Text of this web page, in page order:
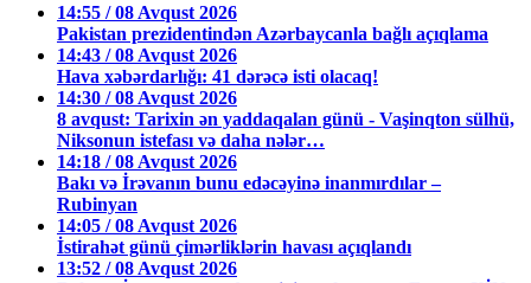
14:55 / 08 Avqust 2026
Pakistan prezidentindən Azərbaycanla bağlı açıqlama
14:43 / 08 Avqust 2026
Hava xəbərdarlığı: 41 dərəcə isti olacaq!
14:30 / 08 Avqust 2026
8 avqust: Tarixin ən yaddaqalan günü - Vaşinqton sülhü,
Niksonun istefası və daha nələr…
14:18 / 08 Avqust 2026
Bakı və İrəvanın bunu edəcəyinə inanmırdılar –
Rubinyan
14:05 / 08 Avqust 2026
İstirahət günü çimərliklərin havası açıqlandı
13:52 / 08 Avqust 2026